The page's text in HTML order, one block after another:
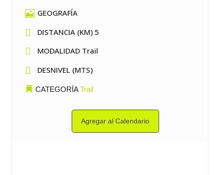
 GEOGRAFÍA
 DISTANCIA (KM) 5
 MODALIDAD Trail
 DESNIVEL (MTS)
CATEGORÍATrail
Agregar al Calendario